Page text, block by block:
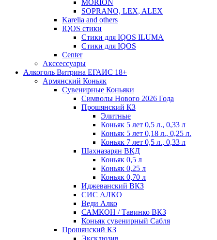
MORION
SOPRANO, LEX, ALEX
Karelia and others
IQOS стики
Стики для IQOS ILUMA
Стики для IQOS
Сenter
Акссессуары
Алкоголь Витрина ЕГАИС 18+
Армянский Коньяк
Сувенирные Коньяки
Символы Нового 2026 Года
Прошянский КЗ
Элитные
Коньяк 5 лет 0,5 л., 0,33 л
Коньяк 5 лет 0,18 л., 0,25 л.
Коньяк 7 лет 0,5 л., 0,33 л
Шахназарян ВКД
Коньяк 0,5 л
Коньяк 0,25 л
Коньяк 0,70 л
Иджеванский ВКЗ
СИС АЛКО
Веди Алко
САМКОН / Тавинко ВКЗ
Коньяк сувенирный Сабля
Прошянский КЗ
Эксклюзив